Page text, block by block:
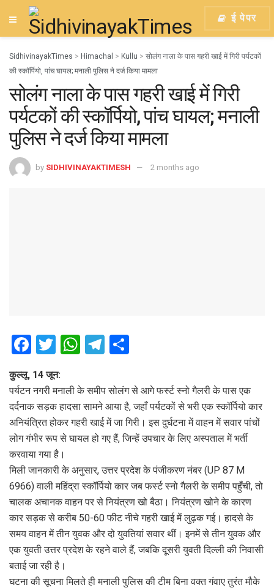
ई पेपर
SidhivinayakTimes > Himachal > Kullu > सोलंग नाला के पास गहरी खाई में गिरी पर्यटकों
की स्कॉर्पियो, पांच घायल; मनाली पुलिस ने दर्ज किया मामला
सोलंग नाला के पास गहरी खाई में गिरी
पर्यटकों की स्कॉर्पियो, पांच घायल; मनाली
पुलिस ने दर्ज किया मामला
by SIDHIVINAYAKTIMESH 2 months ago
F
ce
b
o
o
k
T
tt
er
W
at
s
A
p
p
T
e
gr
a
m
ar
e
कुल्लू, 14 जून:
पर्यटन नगरी मनाली के समीप सोलंग से आगे फर्स्ट स्नो गैलरी के पास एक
दर्दनाक सड़क हादसा सामने आया है, जहाँ पर्यटकों से भरी एक स्कॉर्पियो कार
अनियंत्रित होकर गहरी खाई में जा गिरी। इस दुर्घटना में वाहन में सवार पांचों
लोग गंभीर रूप से घायल हो गए हैं, जिन्हें उपचार के लिए अस्पताल में भर्ती
करवाया गया है।
मिली जानकारी के अनुसार, उत्तर प्रदेश के पंजीकरण नंबर (UP 87 M
6966) वाली महिंद्रा स्कॉर्पियो कार जब फर्स्ट स्नो गैलरी के समीप पहुँची, तो
चालक अचानक वाहन पर से नियंत्रण खो बैठा। नियंत्रण खोने के कारण
कार सड़क से करीब 50-60 फीट नीचे गहरी खाई में लुढ़क गई। हादसे के
समय वाहन में तीन युवक और दो युवतियां सवार थीं। इनमें से तीन युवक और
एक युवती उत्तर प्रदेश के रहने वाले हैं, जबकि दूसरी युवती दिल्ली की निवासी
बताई जा रही है।
घटना की सूचना मिलते ही मनाली पुलिस की टीम बिना वक्त गंवाए तुरंत मौके